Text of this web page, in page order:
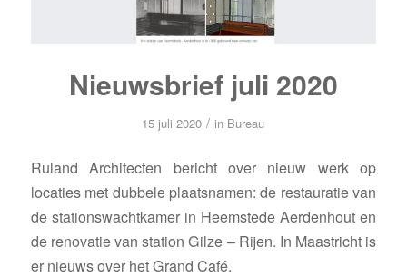
Nieuwsbrief juli 2020
15 juli 2020 / in Bureau
Ruland Architecten bericht over nieuw werk op
locaties met dubbele plaatsnamen: de restauratie van
de stationswachtkamer in Heemstede Aerdenhout en
de renovatie van station Gilze – Rijen. In Maastricht is
er nieuws over het Grand Café.